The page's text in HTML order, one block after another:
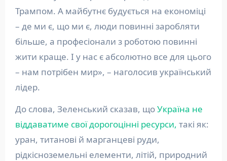
Трампом. А майбутнє будується на економіці
– де ми є, що ми є, люди повинні заробляти
більше, а професіонали з роботою повинні
жити краще. І у нас є абсолютно все для цього
– нам потрібен мир», – наголосив український
лідер.
До слова, Зеленський сказав, щоУкраїна не
віддаватиме свої дорогоцінні ресурси, такі як:
уран, титанові й марганцеві руди,
рідкісноземельні елементи, літій, природний